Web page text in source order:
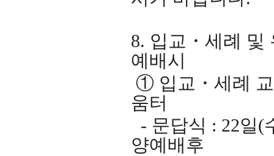
8. 입교 ・ 세례 및
예배시
① 입교 ・ 세례
움터
- 문답식 : 22일(
양예배후